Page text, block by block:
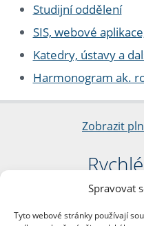
Spravovat
Tyto webové stránky používají
Studijní oddělení
SIS, webové
Katedry, ústavy a
Harmonogram ak.
Zobrazit
nám.